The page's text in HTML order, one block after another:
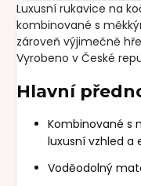
Luxusní rukavice na
kombinované s
zároveň výjimečně
Vyrobeno v České
Hlavní
Kombinované s
luxusní vzhled a
Voděodolný